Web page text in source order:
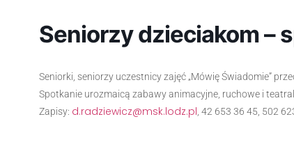
Seniorzy dzieciakom –
Seniorki, seniorzy uczestnicy zajęć „Mówię Świadomie”
Spotkanie urozmaicą zabawy animacyjne, ruchowe i
Zapisy: d.radziewicz@msk.lodz.pl , 42 653 36 45, 502